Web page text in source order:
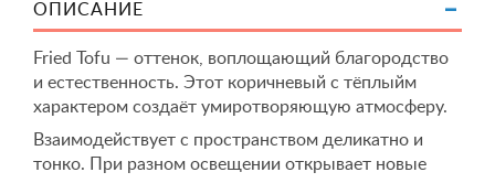
ОПИСАНИЕ
Fried Tofu — оттенок, воплощающий благородство
и естественность. Этот коричневый с тёплыйм
характером создаёт умиротворяющую атмосферу.
Взаимодействует с пространством деликатно и
тонко. При разном освещении открывает новые